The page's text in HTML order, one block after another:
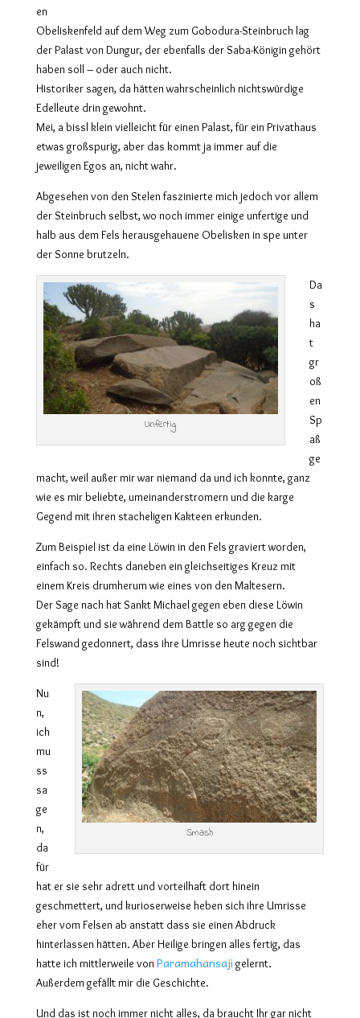
en
Obeliskenfeld auf dem Weg zum Gobodura-Steinbruch lag
der Palast von Dungur, der ebenfalls der Saba-Königin gehört
haben soll – oder auch nicht.
Historiker sagen, da hätten wahrscheinlich nichtswürdige
Edelleute drin gewohnt.
Mei, a bissl klein vielleicht für einen Palast, für ein Privathaus
etwas großspurig, aber das kommt ja immer auf die
jeweiligen Egos an, nicht wahr.
Abgesehen von den Stelen faszinierte mich jedoch vor allem
der Steinbruch selbst, wo noch immer einige unfertige und
halb aus dem Fels herausgehauene Obelisken in spe unter
der Sonne brutzeln.
Unfertig
Da
s
ha
t
gr
oß
en
Sp
aß
ge
macht, weil außer mir war niemand da und ich konnte, ganz
wie es mir beliebte, umeinanderstromern und die karge
Gegend mit ihren stacheligen Kakteen erkunden.
Zum Beispiel ist da eine Löwin in den Fels graviert worden,
einfach so. Rechts daneben ein gleichseitiges Kreuz mit
einem Kreis drumherum wie eines von den Maltesern.
Der Sage nach hat Sankt Michael gegen eben diese Löwin
gekämpft und sie während dem Battle so arg gegen die
Felswand gedonnert, dass ihre Umrisse heute noch sichtbar
sind!
Smash
Nu
n,
ich
mu
ss
sa
ge
n,
da
für
hat er sie sehr adrett und vorteilhaft dort hinein
geschmettert, und kurioserweise heben sich ihre Umrisse
eher vom Felsen ab anstatt dass sie einen Abdruck
hinterlassen hätten. Aber Heilige bringen alles fertig, das
hatte ich mittlerweile von Paramahansaji gelernt.
Außerdem gefällt mir die Geschichte.
Und das ist noch immer nicht alles, da braucht Ihr gar nicht